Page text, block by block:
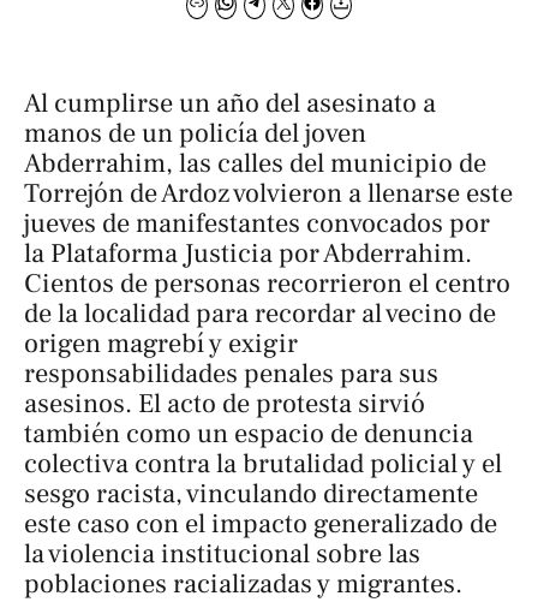
Al cumplirse un año del asesinato a
manos de un policía del joven
Abderrahim, las calles del municipio de
Torrejón de Ardoz volvieron a llenarse este
jueves de manifestantes convocados por
la Plataforma Justicia por Abderrahim.
Cientos de personas recorrieron el centro
de la localidad para recordar al vecino de
origen magrebí y exigir
responsabilidades penales para sus
asesinos. El acto de protesta sirvió
también como un espacio de denuncia
colectiva contra la brutalidad policial y el
sesgo racista, vinculando directamente
este caso con el impacto generalizado de
la violencia institucional sobre las
poblaciones racializadas y migrantes.